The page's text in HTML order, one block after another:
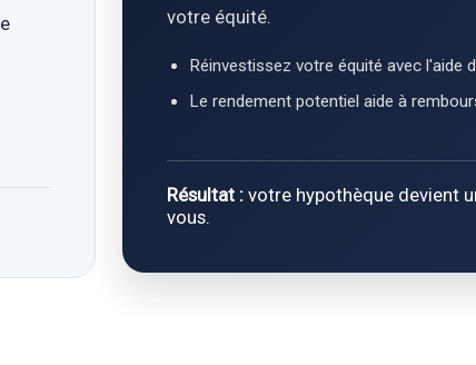
votre équité.
Réinvestissez votre équité avec l'aide
Le rendement potentiel aide à
Résultat : votre hypothèque devient
vous.